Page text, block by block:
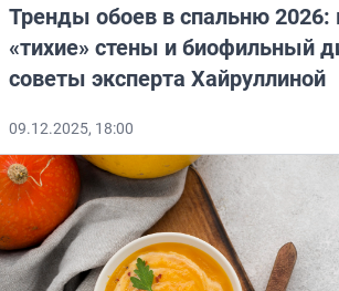
Тренды обоев в спальню 2026:
«тихие» стены и биофильный
советы эксперта Хайруллиной
09.12.2025, 18:00